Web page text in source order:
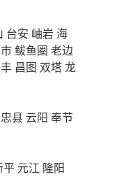
台安 岫岩 海
鲅鱼圈 老边
昌图 双塔龙
忠县 云阳 奉节
平 元江 隆阳